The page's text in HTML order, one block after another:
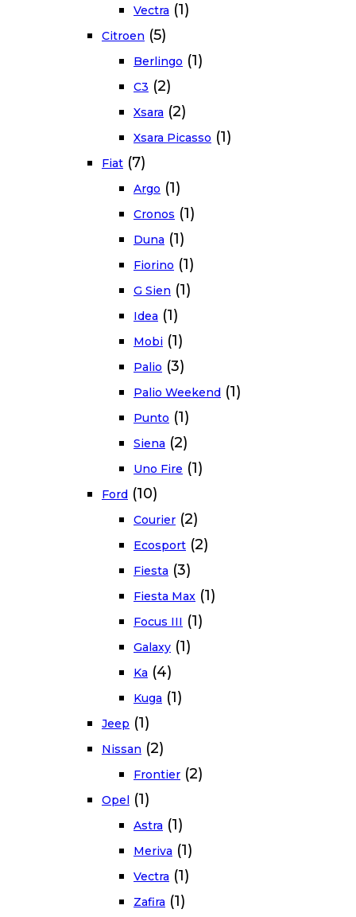
Vectra (1)
Citroen (5)
Berlingo (1)
C3 (2)
Xsara (2)
Xsara Picasso (1)
Fiat (7)
Argo (1)
Cronos (1)
Duna (1)
Fiorino (1)
G Sien (1)
Idea (1)
Mobi (1)
Palio (3)
Palio Weekend (1)
Punto (1)
Siena (2)
Uno Fire (1)
Ford (10)
Courier (2)
Ecosport (2)
Fiesta (3)
Fiesta Max (1)
Focus III (1)
Galaxy (1)
Ka (4)
Kuga (1)
Jeep (1)
Nissan (2)
Frontier (2)
Opel (1)
Astra (1)
Meriva (1)
Vectra (1)
Zafira (1)